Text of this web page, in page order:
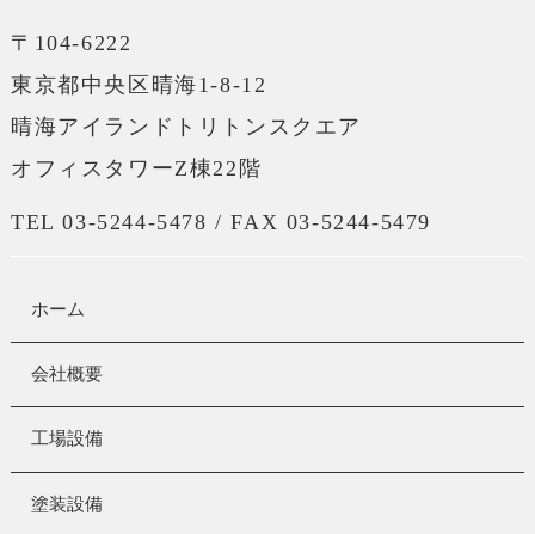
〒104-6222
東京都中央区晴海1-8-12
晴海アイランドトリトンスクエア
オフィスタワーZ棟22階
TEL 03-5244-5478 / FAX 03-5244-5479
ホーム
会社概要
工場設備
塗装設備